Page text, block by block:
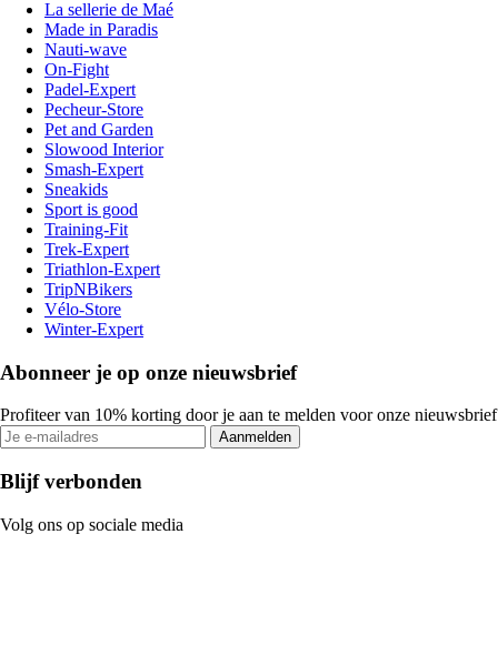
La sellerie de Maé
Made in Paradis
Nauti-wave
On-Fight
Padel-Expert
Pecheur-Store
Pet and Garden
Slowood Interior
Smash-Expert
Sneakids
Sport is good
Training-Fit
Trek-Expert
Triathlon-Expert
TripNBikers
Vélo-Store
Winter-Expert
Abonneer je op onze nieuwsbrief
Profiteer van 10% korting door je aan te melden voor onze nieuwsbrief
Aanmelden
Blijf verbonden
Volg ons op sociale media